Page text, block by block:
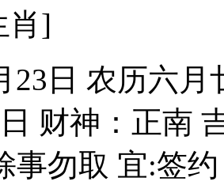
肖]
23日 农历六
财神：正南
事勿取 宜:签